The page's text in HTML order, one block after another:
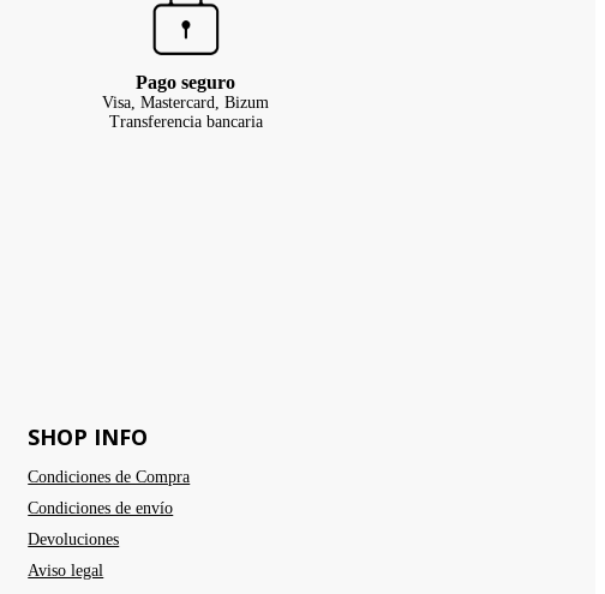
Pago seguro
Visa, Mastercard, Bizum
Transferencia bancaria
SHOP INFO
Condiciones de Compra
Condiciones de envío
Devoluciones
Aviso legal